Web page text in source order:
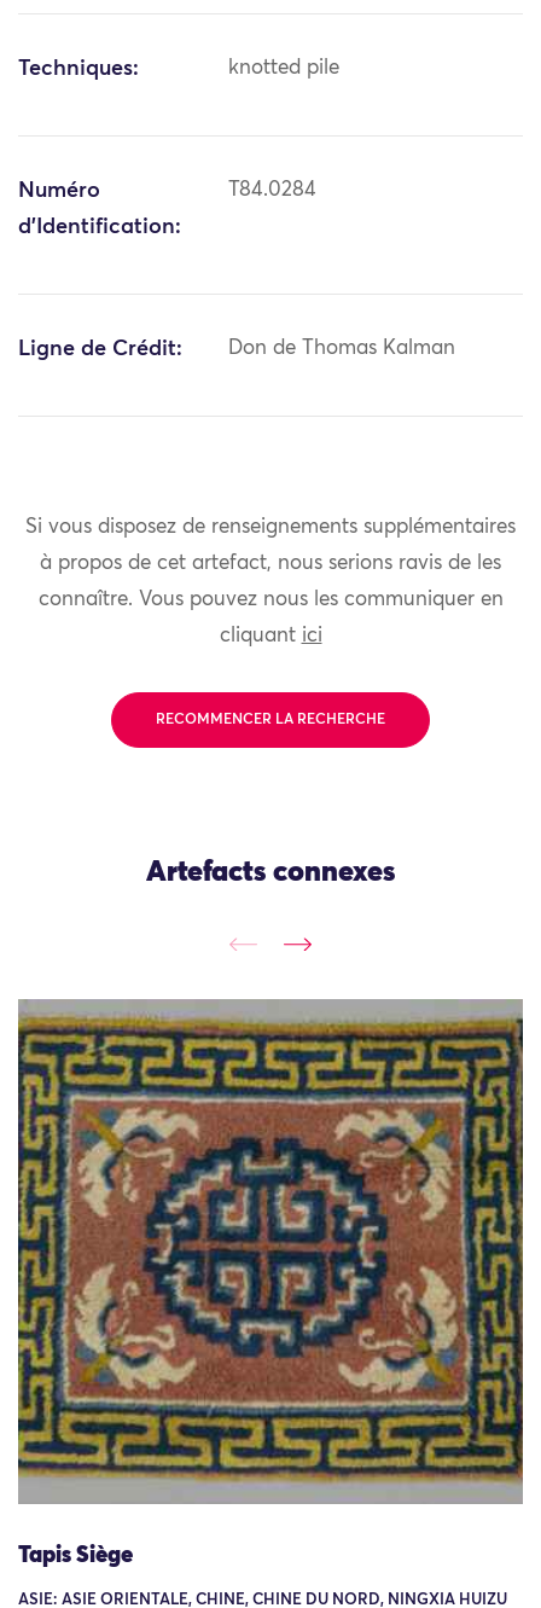
Techniques: knotted pile
Numéro
d'Identification:
T84.0284
Ligne de Crédit: Don de Thomas Kalman
Si vous disposez de renseignements supplémentaires
à propos de cet artefact, nous serions ravis de les
connaître. Vous pouvez nous les communiquer en
cliquant ici
RECOMMENCER LA RECHERCHE
Artefacts connexes
Tapis Siège
ASIE: ASIE ORIENTALE, CHINE, CHINE DU NORD, NINGXIA HUIZU